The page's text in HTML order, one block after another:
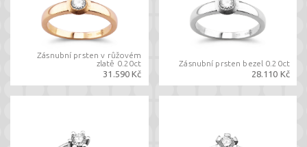
Zásnubní prsten v růžovém
zlatě 0.20ct
31.590 Kč
Zásnubní prsten bezel 0.20ct
28.110 Kč